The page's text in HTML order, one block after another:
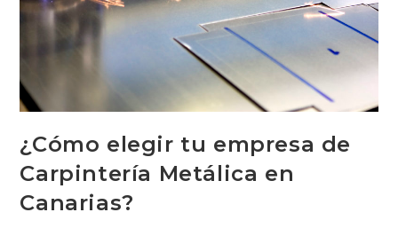
¿Cómo elegir tu empresa de
Carpintería Metálica en
Canarias?